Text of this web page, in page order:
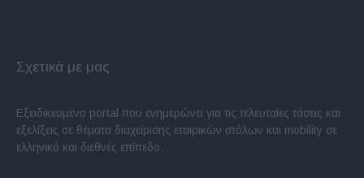
Σχετικά με μας
Εξειδικευμένο portal που ενημερώνει για τις τελευταίες τάσεις και
εξελίξεις σε θέματα διαχείρισης εταιρικών στόλων και mobility σε
ελληνικό και διεθνές επίπεδο.